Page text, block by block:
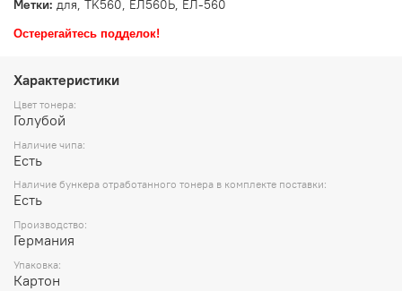
Метки: для, TK560, ЕЛ560Ь, ЕЛ-560
Остерегайтесь подделок!
Характеристики
Цвет тонера:
Голубой
Наличие чипа:
Есть
Наличие бункера отработанного тонера в комплекте поставки:
Есть
Производство:
Германия
Упаковка:
Картон